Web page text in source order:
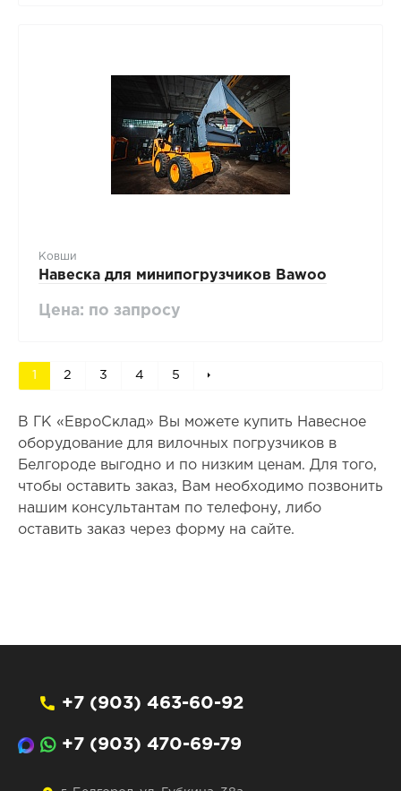
Ковши
Навеска для минипогрузчиков Bawoo
Цена: по запросу
1 2 3 4 5
В ГК «ЕвроСклад» Вы можете купить Навесное
оборудование для вилочных погрузчиков в
Белгороде выгодно и по низким ценам. Для того,
чтобы оставить заказ, Вам необходимо позвонить
нашим консультантам по телефону, либо
оставить заказ через форму на сайте.
+7 (903) 463-60-92
+7 (903) 470-69-79